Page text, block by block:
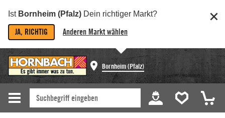
Ist Bornheim (Pfalz) Dein richtiger Markt?
JA, RICHTIG Anderen Markt wählen
Bornheim (Pfalz)